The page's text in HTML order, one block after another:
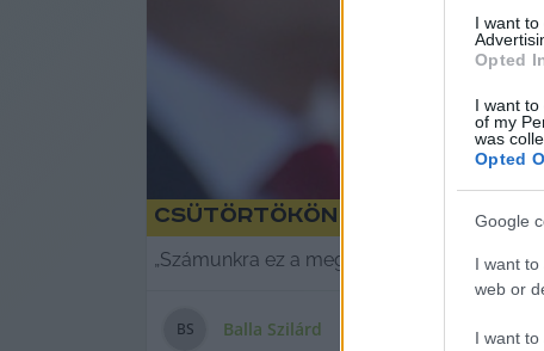
I want
Opted
I want
of my
was
Opted
Google
I want
web or
I want
Csütörtökön az
„Számunkra ez a megmozdulás nem
BS Balla Szilárd